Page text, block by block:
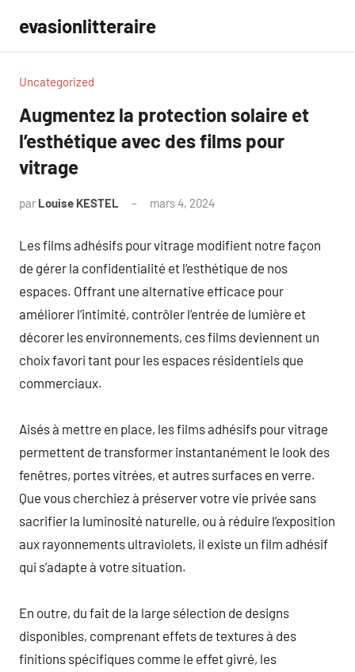
contenu
evasionlitteraire
Uncategorized
Augmentez la protection solaire et
l’esthétique avec des films pour
vitrage
par Louise KESTEL mars 4, 2024
Les films adhésifs pour vitrage modifient notre façon
de gérer la confidentialité et l’esthétique de nos
espaces. Offrant une alternative efficace pour
améliorer l’intimité, contrôler l’entrée de lumière et
décorer les environnements, ces films deviennent un
choix favori tant pour les espaces résidentiels que
commerciaux.
Aisés à mettre en place, les films adhésifs pour vitrage
permettent de transformer instantanément le look des
fenêtres, portes vitrées, et autres surfaces en verre.
Que vous cherchiez à préserver votre vie privée sans
sacrifier la luminosité naturelle, ou à réduire l’exposition
aux rayonnements ultraviolets, il existe un film adhésif
qui s’adapte à votre situation.
En outre, du fait de la large sélection de designs
disponibles, comprenant effets de textures à des
finitions spécifiques comme le effet givré, les